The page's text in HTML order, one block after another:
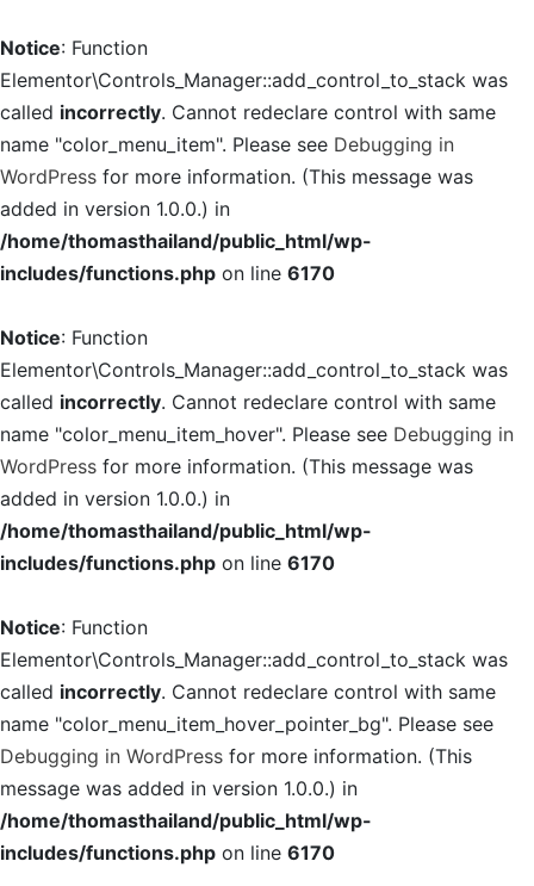
Notice: Function
Elementor\Controls_Manager::add_control_to_stack was
called incorrectly. Cannot redeclare control with same
name "color_menu_item". Please see Debugging in
WordPress for more information. (This message was
added in version 1.0.0.) in
/home/thomasthailand/public_html/wp-
includes/functions.php on line 6170
Notice: Function
Elementor\Controls_Manager::add_control_to_stack was
called incorrectly. Cannot redeclare control with same
name "color_menu_item_hover". Please see Debugging in
WordPress for more information. (This message was
added in version 1.0.0.) in
/home/thomasthailand/public_html/wp-
includes/functions.php on line 6170
Notice: Function
Elementor\Controls_Manager::add_control_to_stack was
called incorrectly. Cannot redeclare control with same
name "color_menu_item_hover_pointer_bg". Please see
Debugging in WordPress for more information. (This
message was added in version 1.0.0.) in
/home/thomasthailand/public_html/wp-
includes/functions.php on line 6170